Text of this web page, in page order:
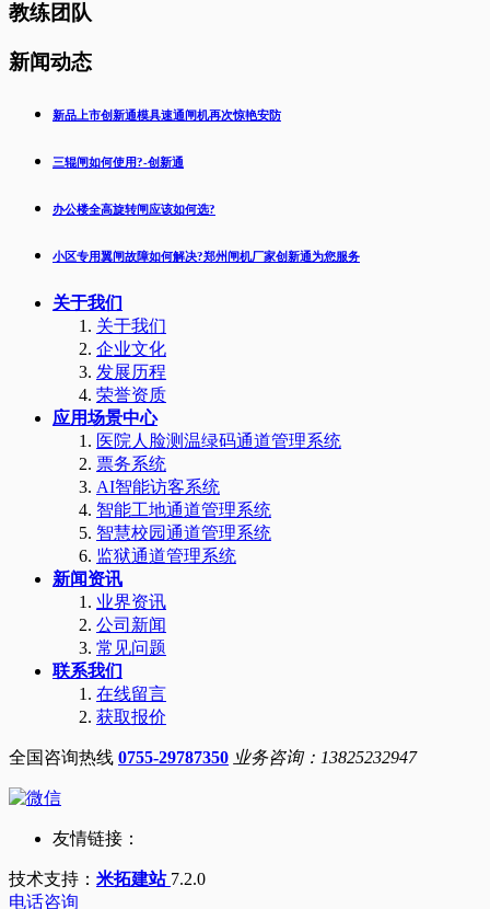
教练团队
新闻动态
新品上市创新通模具速通闸机再次惊艳安防
三辊闸如何使用?-创新通
办公楼全高旋转闸应该如何选?
小区专用翼闸故障如何解决?郑州闸机厂家创新通为您服务
关于我们
关于我们
企业文化
发展历程
荣誉资质
应用场景中心
医院人脸测温绿码通道管理系统
票务系统
AI智能访客系统
智能工地通道管理系统
智慧校园通道管理系统
监狱通道管理系统
新闻资讯
业界资讯
公司新闻
常见问题
联系我们
在线留言
获取报价
全国咨询热线 0755-29787350 业务咨询：13825232947
友情链接：
技术支持： 米拓建站 7.2.0
电话咨询